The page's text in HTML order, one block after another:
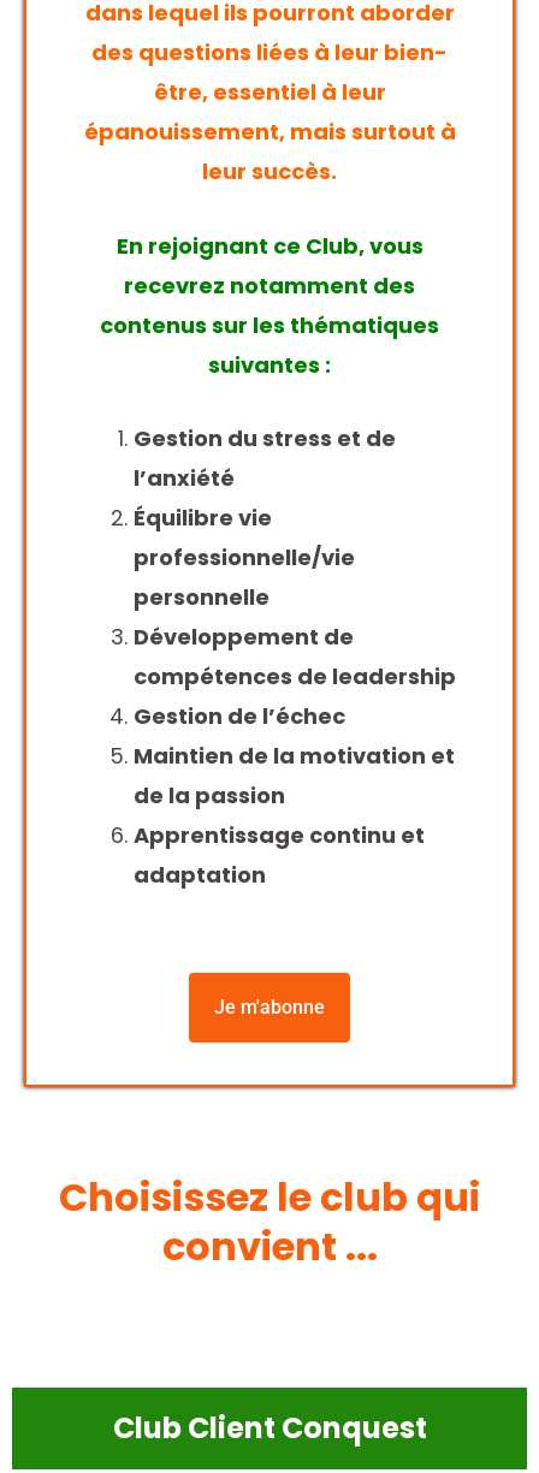
dans lequel ils pourront aborder
des questions liées à leur bien-
être, essentiel à leur
épanouissement, mais surtout à
leur succès.
En rejoignant ce Club, vous
recevrez notamment des
contenus sur les thématiques
suivantes :
Gestion du stress et de
l’anxiété
Équilibre vie
professionnelle/vie
personnelle
Développement de
compétences de leadership
Gestion de l’échec
Maintien de la motivation et
de la passion
Apprentissage continu et
adaptation
Je m'abonne
Choisissez le club qui
convient ...
Club Client Conquest